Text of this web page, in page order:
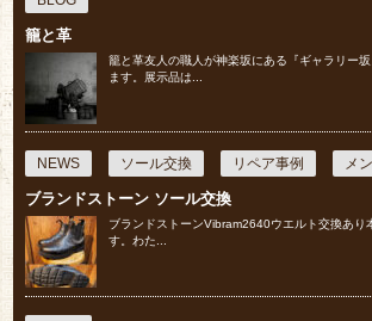
籠と革
籠と革友人の職人が神楽坂にある『ギャラリー
ます。展示品は...
NEWS ソール交換 リペア事例 メ
ブランドストーン ソール交換
ブランドストーンVibram2640ウエルト交換あり
す。わた...